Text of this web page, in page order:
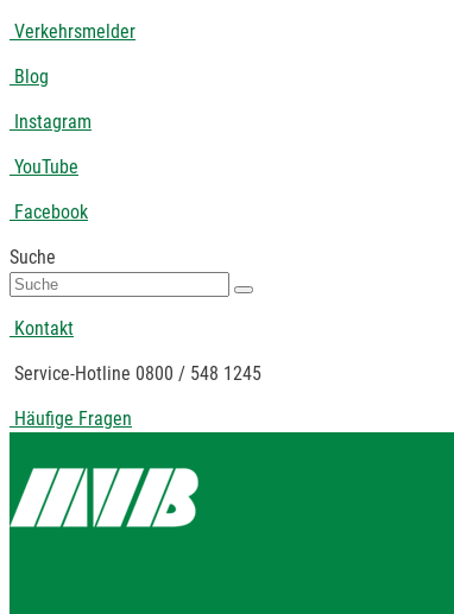
Verkehrsmelder
Blog
Instagram
YouTube
Facebook
Suche
Suche
Kontakt
Service-Hotline 0800 / 548 1245
Häufige Fragen